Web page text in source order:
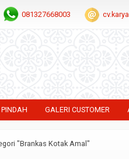
081327668003
GALERI CUSTOMER
"Brankas Kotak Amal"